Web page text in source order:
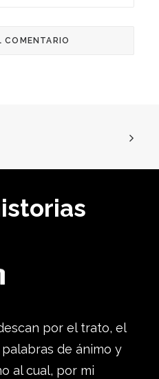
por el trato, el
de ánimo y
al cual, por mi